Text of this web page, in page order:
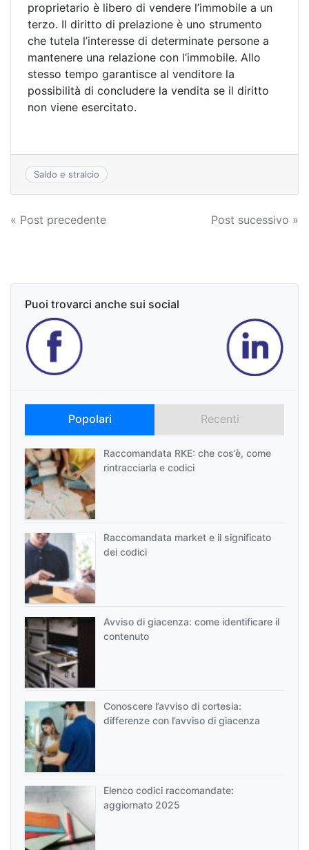
proprietario è libero di vendere l’immobile a un
terzo. Il diritto di prelazione è uno strumento
che tutela l’interesse di determinate persone a
mantenere una relazione con l’immobile. Allo
stesso tempo garantisce al venditore la
possibilità di concludere la vendita se il diritto
non viene esercitato.
Saldo e stralcio
Navigazione
« Post precedente Post sucessivo »
Puoi trovarci anche sui social
Popolari Recenti
Raccomandata RKE: che cos’è, come
rintracciarla e codici
Raccomandata market e il significato
dei codici
Avviso di giacenza: come identificare il
contenuto
Conoscere l’avviso di cortesia:
differenze con l’avviso di giacenza
Elenco codici raccomandate:
aggiornato 2025